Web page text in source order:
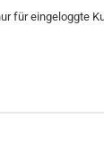
für eingeloggte